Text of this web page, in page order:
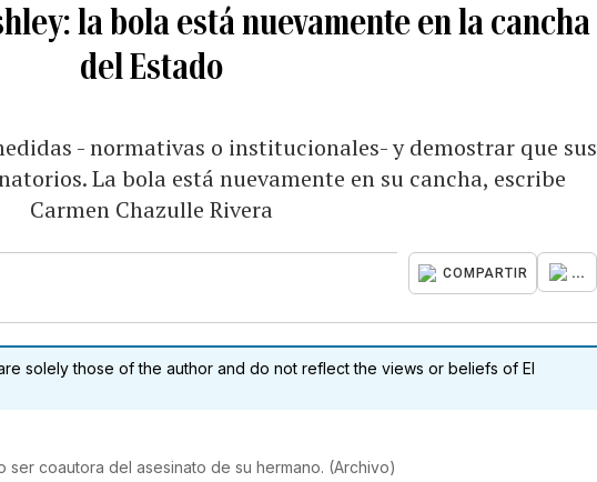
la bola está nuevamente en la cancha
del Estado
- normativas o institucionales- y demostrar que sus
La bola está nuevamente en su cancha, escribe
Carmen Chazulle Rivera
COMPARTIR ...
solely those of the author and do not reflect the views or beliefs of El
ser coautora del asesinato de su hermano. (Archivo)